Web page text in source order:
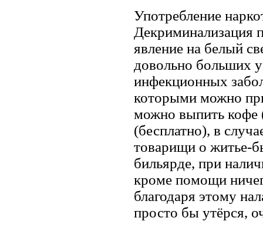
Употребление
Декриминализация
явление на белый
довольно больших
инфекционных
которыми можно
можно выпить кофе
(бесплатно), в
товарищи о житье-
бильярде, при
кроме помощи
благодаря этому
просто бы утёрся,